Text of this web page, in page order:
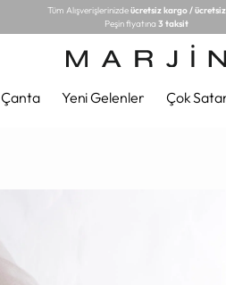
Tüm Alışverişlerinizdeücretsiz kargo /
Peşin fiyatına 3 taksit
Çanta Yeni Gelenler Çok